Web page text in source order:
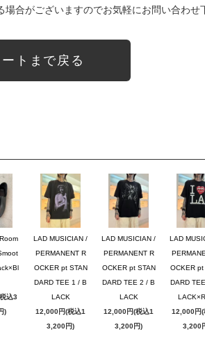
合がございますのでお気軽にお問い合わせ
ートまで戻る
込3
)
LAD MUSICIAN /
PERMANENT R
OCKER pt STAN
DARD TEE 1 / B
LACK
12,000円(税込1
3,200円)
LAD MUSICIAN /
PERMANENT R
OCKER pt STAN
DARD TEE 2 / B
LACK
12,000円(税込1
3,200円)
LAD
OCKER pt
DARD
12,000円(
3,200